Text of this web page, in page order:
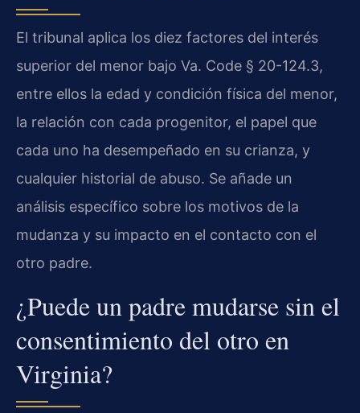
El tribunal aplica los diez factores del interés
superior del menor bajo Va. Code § 20-124.3,
entre ellos la edad y condición física del menor,
la relación con cada progenitor, el papel que
cada uno ha desempeñado en su crianza, y
cualquier historial de abuso. Se añade un
análisis específico sobre los motivos de la
mudanza y su impacto en el contacto con el
otro padre.
¿Puede un padre mudarse sin el
consentimiento del otro en
Virginia?